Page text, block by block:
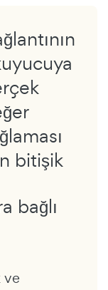
bitişik
bağlı
ve